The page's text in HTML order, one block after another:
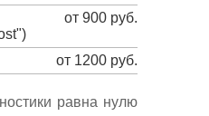
от 900 руб.
от 1200 руб.
равна нулю